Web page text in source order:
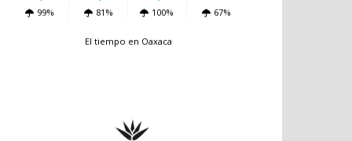
99% 81% 100% 67%
El tiempo en Oaxaca